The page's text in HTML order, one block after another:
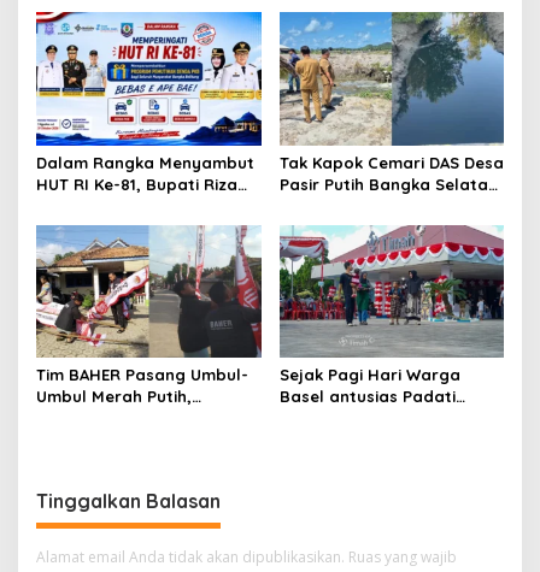
Jadi, Acara Berlangsung
Meriah
Dalam Rangka Menyambut
HUT RI Ke-81, Bupati Riza
Manfaatkan Program
Pemutihan Pajak
Kendaraan Bermotor
Tak Kapok Cemari DAS Desa
Pasir Putih Bangka Selatan,
diduga Jadi Biang Keladi
Tim BAHER Pasang Umbul-
Umbul Merah Putih,
Sejak Pagi Hari Warga
Basel antusias Padati
Tinggalkan Balasan
Alamat email Anda tidak akan dipublikasikan. Ruas yang wajib